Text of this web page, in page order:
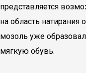
представляется
на область
мозоль уже
мягкую обувь.